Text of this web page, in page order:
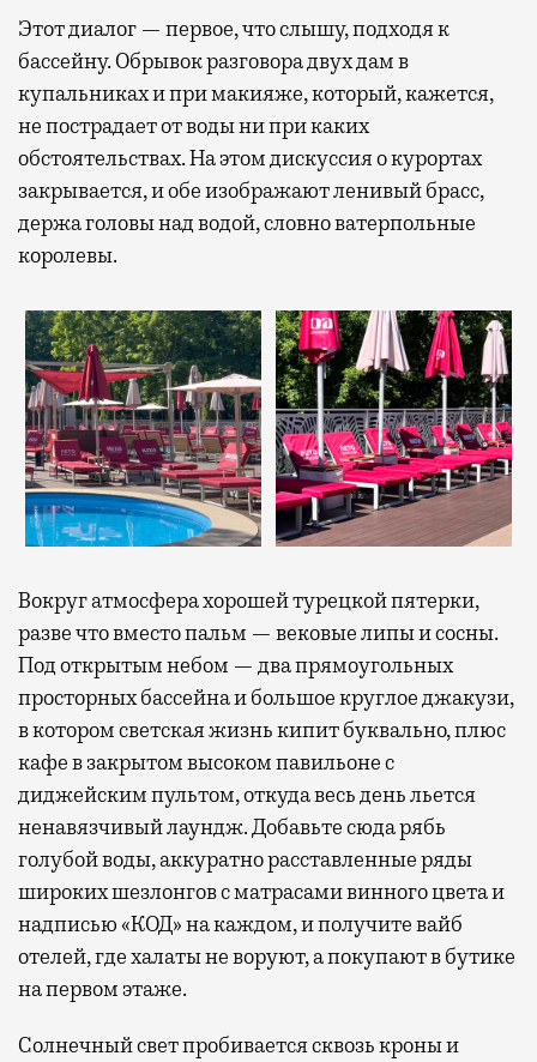
Этот диалог — первое, что слышу, подходя к
бассейну. Обрывок разговора двух дам в
купальниках и при макияже, который, кажется,
не пострадает от воды ни при каких
обстоятельствах. На этом дискуссия о курортах
закрывается, и обе изображают ленивый брасс,
держа головы над водой, словно ватерпольные
королевы.
Вокруг атмосфера хорошей турецкой пятерки,
разве что вместо пальм — вековые липы и сосны.
Под открытым небом — два прямоугольных
просторных бассейна и большое круглое джакузи,
в котором светская жизнь кипит буквально, плюс
кафе в закрытом высоком павильоне с
диджейским пультом, откуда весь день льется
ненавязчивый лаундж. Добавьте сюда рябь
голубой воды, аккуратно расставленные ряды
широких шезлонгов с матрасами винного цвета и
надписью «КОД» на каждом, и получите вайб
отелей, где халаты не воруют, а покупают в бутике
на первом этаже.
Солнечный свет пробивается сквозь кроны и